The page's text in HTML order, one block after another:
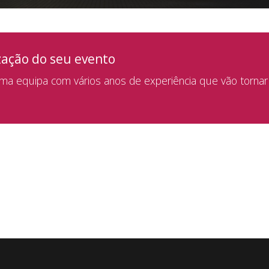
do seu evento
equipa com vários anos de experiência que vão